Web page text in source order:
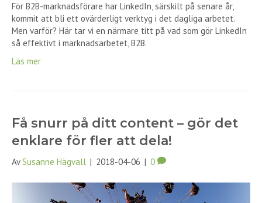
För B2B-marknadsförare har LinkedIn, särskilt på senare år,
kommit att bli ett ovärderligt verktyg i det dagliga arbetet.
Men varför? Här tar vi en närmare titt på vad som gör LinkedIn
så effektivt i marknadsarbetet, B2B.
Läs mer
Få snurr på ditt content – gör det
enklare för fler att dela!
AvSusanne Hägvall | 2018-04-06 | 0